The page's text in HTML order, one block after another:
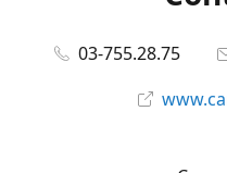
03-755.28.75